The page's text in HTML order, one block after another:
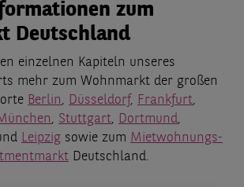
zum
Deutschland
einzelnen Kapiteln unseres
mehr zum Wohnmarkt der großen
Berlin, Düsseldorf, Frankfurt,
, Stuttgart, Dortmund,
Leipzig sowie zum Mietwohnungs-
Deutschland.